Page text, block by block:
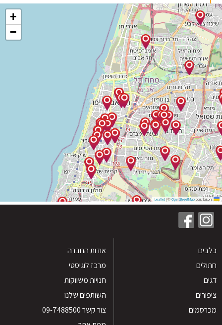
|©OpenStreetMap
אודות החברה
מרכז לוגיסטי
חנויות משווקות
השותפים שלנו
צור קשר 09-7488500